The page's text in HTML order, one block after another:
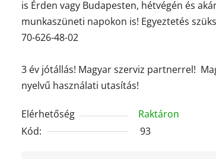
is Érden vagy Budapesten, hétvégén és
munkaszüneti napokon is! Egyeztetés
70-626-48-02
3 év jótállás! Magyar szerviz partnerrel!
nyelvű használati utasítás!
Elérhetőség
Raktáron
Kód:
93